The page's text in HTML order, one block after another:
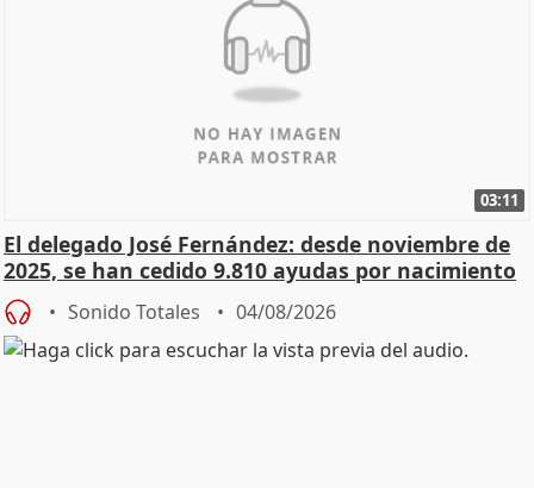
03:11
El delegado José Fernández: desde noviembre de
2025, se han cedido 9.810 ayudas por nacimiento
Sonido Totales 04/08/2026